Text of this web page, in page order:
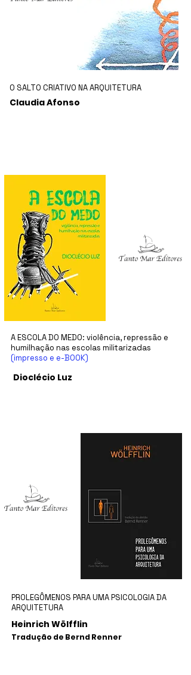
O SALTO CRIATIVO NA ARQUITETURA
Claudia Afonso
A ESCOLA DO MEDO: violência, repressão e
humilhação nas escolas militarizadas
(impresso e e-BOOK)
Dioclécio Luz
PROLEGÔMENOS PARA UMA PSICOLOGIA DA
ARQUITETURA
Heinrich Wölfflin
Tradução de Bernd Renner